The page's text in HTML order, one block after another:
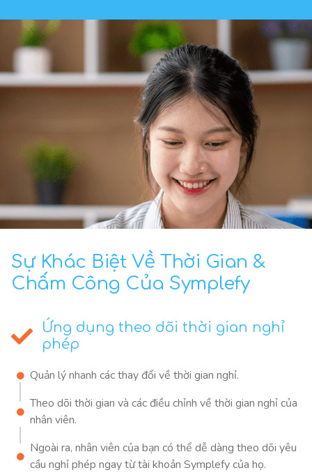
Sự Khác Biệt Về Thời Gian &
Chấm Công Của Symplefy
Ứng dụng theo dõi thời gian nghỉ
phép
Quản lý nhanh các thay đổi về thời gian nghỉ.
Theo dõi thời gian và các điều chỉnh về thời gian nghỉ của
nhân viên.
Ngoài ra, nhân viên của bạn có thể dễ dàng theo dõi yêu
cầu nghỉ phép ngay từ tài khoản Symplefy của họ.